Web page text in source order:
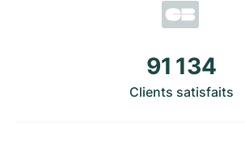
91 134
Clients satisfaits